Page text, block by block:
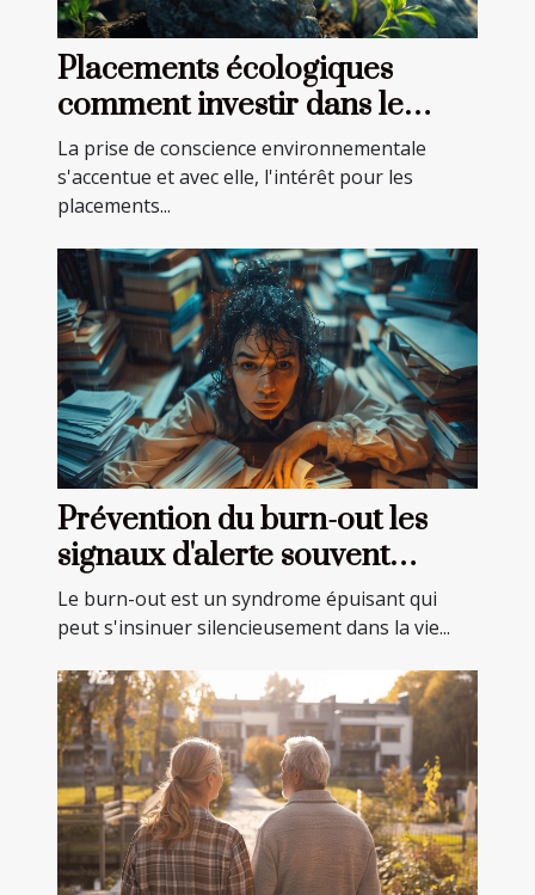
Placements écologiques
comment investir dans le
développement durable
La prise de conscience environnementale
s'accentue et avec elle, l'intérêt pour les
placements...
Prévention du burn-out les
signaux d'alerte souvent
ignorés
Le burn-out est un syndrome épuisant qui
peut s'insinuer silencieusement dans la vie...